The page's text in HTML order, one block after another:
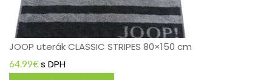
JOOP uterák CLASSIC STRIPES 80×150 cm
64.99€ s DPH